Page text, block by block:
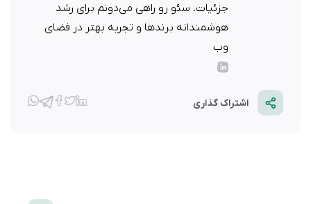
جزئیات. سئو رو راهی می‌دونم برای رشد
هوشمندانه برندها و تجربه بهتر در فضای
وب
اشتراک گذاری